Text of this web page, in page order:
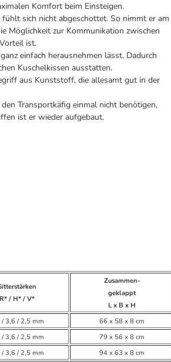
Komfort beim Einsteigen.
sich nicht abgeschottet. So nimmt er am
Möglichkeit zur Kommunikation zwischen
ist.
einfach herausnehmen lässt. Dadurch
Kuschelkissen ausstatten.
aus Kunststoff, die allesamt gut in der
Transportkäfig einmal nicht benötigen,
ist er wieder aufgebaut.
R* / H* / V*
Zusammen-
geklappt
L x B x H
/ 3,6 / 2,5 mm
66 x 58 x 8 cm
/ 3,6 / 2,5 mm
79 x 56 x 8 cm
/ 3,6 / 2,5 mm
94 x 63 x 8 cm